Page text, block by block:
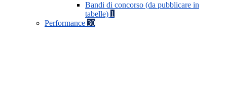
Bandi di concorso (da pubblicare in
tabelle) 1
Performance 30